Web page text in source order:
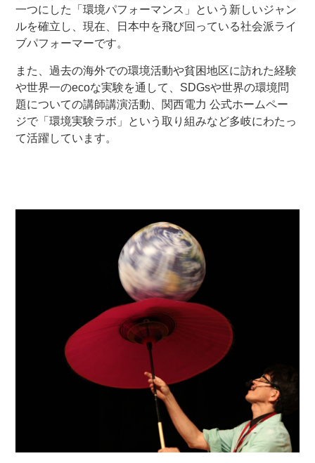
一つにした「環境パフォーマンス」という新しいジャン
ルを確立し、現在、日本中を飛び回っている社会派ライ
ブパフォーマーです。
また、過去の海外での環境活動や貧困地区に訪れた経験
や世界一のecoな実験を通して、SDGsや世界の環境問
題についての講師講演活動、関西電力 公式ホームペー
ジで「環境実験ラボ」という取り組みなど多岐にわたっ
て活躍しています。